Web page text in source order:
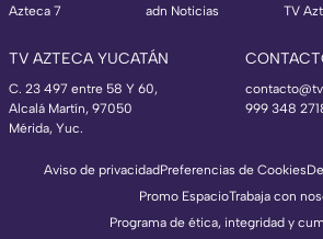
Azteca 7
adn Noticias
TV
TV AZTECA YUCATÁN
C. 23 497 entre 58 Y 60,
Alcalá Martín, 97050
Mérida, Yuc.
999 348
Aviso de privacidadPreferencias de Cookies
Promo EspacioTrabaja con
Programa de ética, integridad y